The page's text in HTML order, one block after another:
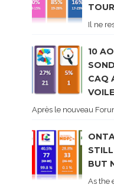
TOUR
Il ne
10
CAQ
Après le nouveau
BUT
As the